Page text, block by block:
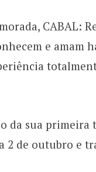
CABAL:
e amam
da sua primeira
2 de outubro e